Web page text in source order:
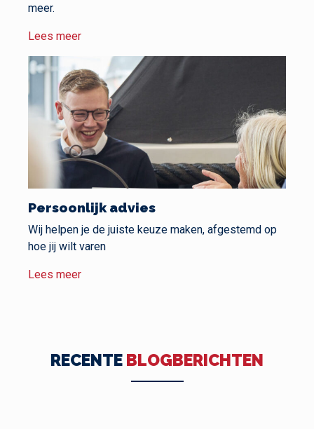
meer.
Lees meer
Persoonlijk advies
Wij helpen je de juiste keuze maken, afgestemd op
hoe jij wilt varen
Lees meer
RECENTE BLOGBERICHTEN